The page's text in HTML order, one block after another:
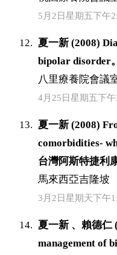
5月2日星期五下午
夏一新 (2008)
bipolar disorder
八里療養院會議
4月25日星期五下午
夏一新 (2008)
comorbidities-
台灣阿斯特捷利
馬來西亞吉隆坡
3月2日星期天下午
夏一新 、賴德仁
management of